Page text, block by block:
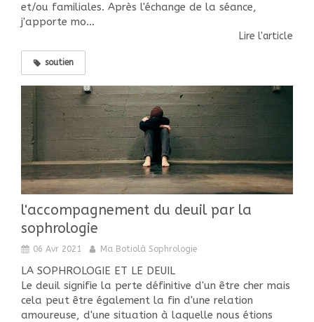
et/ou familiales. Après l'échange de la séance,
j'apporte mo...
Lire l'article
soutien
l'accompagnement du deuil par la
sophrologie
06 Avr 2021 Ma Botiolà Sophrologie
LA SOPHROLOGIE ET LE DEUIL
Le deuil signifie la perte définitive d'un être cher mais
cela peut être également la fin d'une relation
amoureuse, d'une situation à laquelle nous étions